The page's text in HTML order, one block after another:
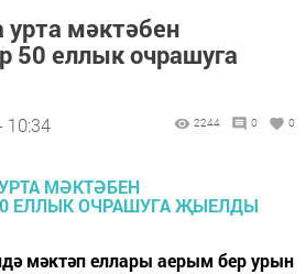
мәктәбен
50 еллык очрашуга
10:34 2244 0 0
мәктәп еллары аерым бер урын